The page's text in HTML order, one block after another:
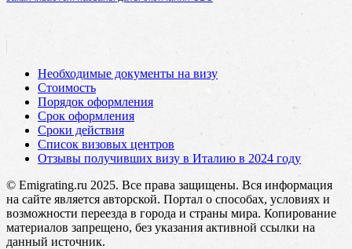
Необходимые документы на визу
Стоимость
Порядок оформления
Срок оформления
Сроки действия
Список визовых центров
Отзывы получивших визу в Италию в 2024 году
© Emigrating.ru 2025. Все права защищены. Вся информация
на сайте является авторской. Портал о способах, условиях и
возможности переезда в города и страны мира. Копирование
материалов запрещено, без указания активной ссылки на
данный источник.